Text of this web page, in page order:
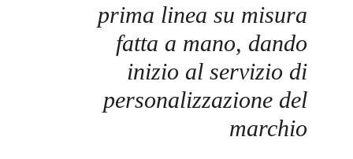
prima linea su misura
fatta a mano, dando
inizio al servizio di
personalizzazione del
marchio